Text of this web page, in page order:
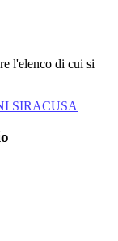
l'elenco di cui si
SIRACUSA